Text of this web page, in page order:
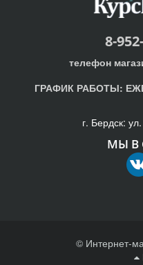
8-
телефон
ГРАФИК РАБОТЫ:
г. Бердск:
МЫ В
© Интернет-